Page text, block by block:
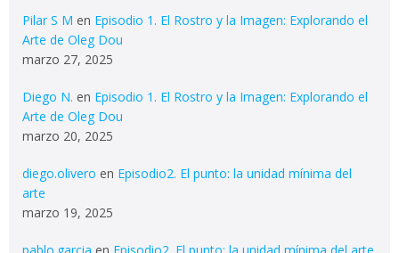
Pilar S M en Episodio 1. El Rostro y la Imagen: Explorando el
Arte de Oleg Dou
marzo 27, 2025
Diego N. en Episodio 1. El Rostro y la Imagen: Explorando el
Arte de Oleg Dou
marzo 20, 2025
diego.olivero en Episodio2. El punto: la unidad mínima del
arte
marzo 19, 2025